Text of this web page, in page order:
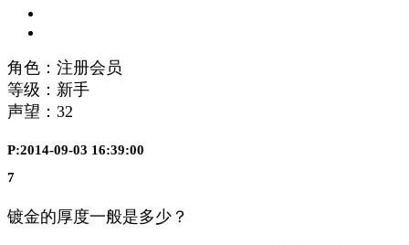
角色：注册会员
等级：新手
声望： 32
P:2014-09-03 16:39:00
7
镀金的厚度一般是多少？